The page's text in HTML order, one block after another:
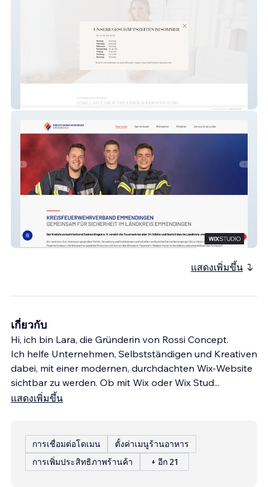
Kreisfeuerwehrverband Emmendingen
แสดงเพิ่มขึ้น
เกี่ยวกับ
Hi, ich bin Lara, die Gründerin von Rossi Concept.
Ich helfe Unternehmen, Selbstständigen und Kreativen
dabei, mit einer modernen, durchdachten Wix-Website
sichtbar zu werden. Ob mit Wix oder Wix Stud...
แสดงเพิ่มขึ้น
การเชื่อมต่อโดเมน
ตั้งค่าเมนูร้านอาหาร
การเพิ่มประสิทธิภาพร้านค้า
+ อีก 21